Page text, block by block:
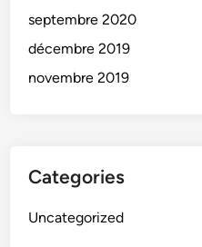
septembre 2020
décembre 2019
novembre 2019
Categories
Uncategorized